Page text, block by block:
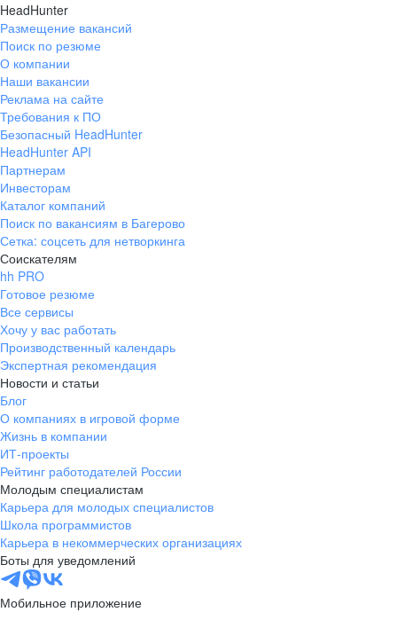
HeadHunter
Размещение вакансий
Поиск по резюме
О компании
Наши вакансии
Реклама на сайте
Требования к ПО
Безопасный HeadHunter
HeadHunter API
Партнерам
Инвесторам
Каталог компаний
Поиск по вакансиям в Багерово
Сетка: соцсеть для нетворкинга
Соискателям
hh PRO
Готовое резюме
Все сервисы
Хочу у вас работать
Производственный календарь
Экспертная рекомендация
Новости и статьи
Блог
О компаниях в игровой форме
Жизнь в компании
ИТ-проекты
Рейтинг работодателей России
Молодым специалистам
Карьера для молодых специалистов
Школа программистов
Карьера в некоммерческих организациях
Боты для уведомлений
Мобильное приложение